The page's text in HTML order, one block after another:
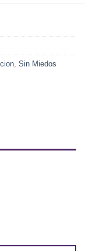
Sin Miedos